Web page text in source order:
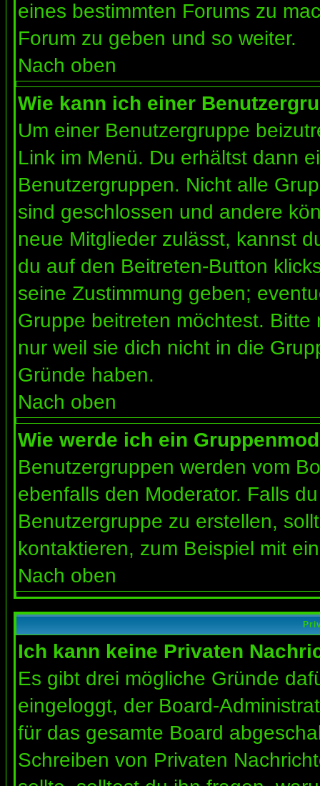
eines bestimmten Forums zu
Forum zu geben und so weiter.
Nach oben
Wie kann ich einer
Um einer Benutzergruppe
Link im Menü. Du erhältst dann
Benutzergruppen. Nicht alle
sind geschlossen und andere
neue Mitglieder zulässt, kannst
du auf den Beitreten-Button
seine Zustimmung geben;
Gruppe beitreten möchtest.
nur weil sie dich nicht in die
Gründe haben.
Nach oben
Wie werde ich ein
Benutzergruppen werden vom
ebenfalls den Moderator. Falls
Benutzergruppe zu erstellen,
kontaktieren, zum Beispiel mit
Nach oben
Ich kann keine Privaten
Es gibt drei mögliche Gründe
eingeloggt, der Board-
für das gesamte Board
Schreiben von Privaten